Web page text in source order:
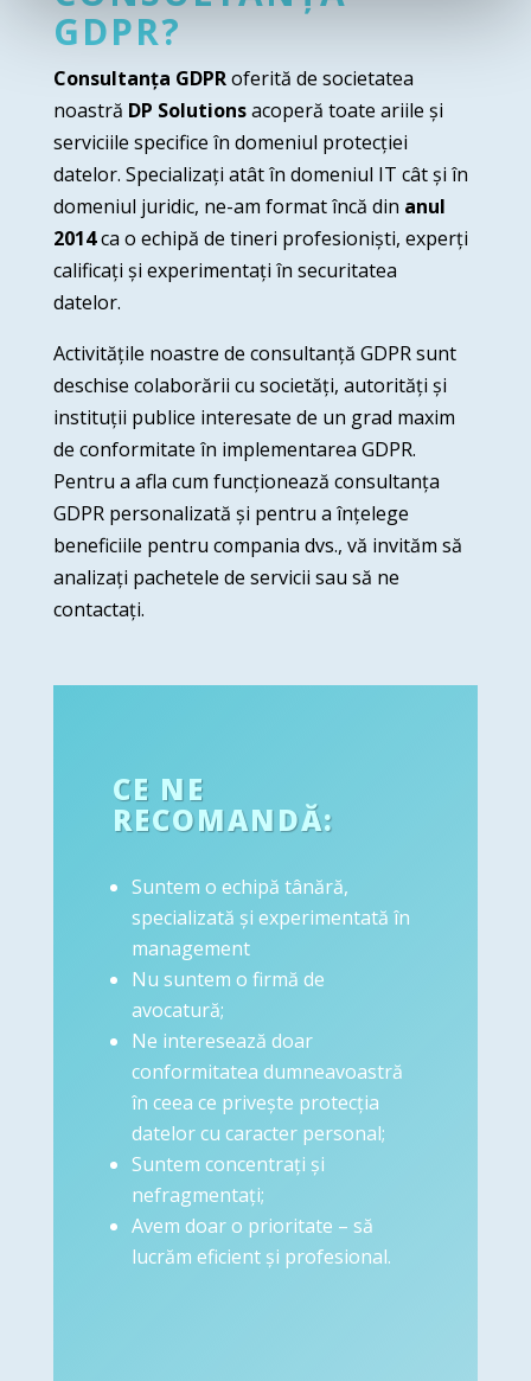
GDPR?
Consultanța GDPRoferită de societatea
noastră DP Solutionsacoperă toate ariile și
serviciile specifice în domeniul protecției
datelor. Specializați atât în domeniul IT cât și în
domeniul juridic, ne-am format încă din anul
2014ca o echipă de tineri profesioniști, experți
calificați și experimentați în securitatea
datelor.
Activitățile noastre de consultanță GDPR sunt
deschise colaborării cu societăți, autorități și
instituții publice interesate de un grad maxim
de conformitate în implementarea GDPR.
Pentru a afla cum funcționează consultanța
GDPR personalizată și pentru a înțelege
beneficiile pentru compania dvs., vă invităm să
analizați pachetele de servicii sau să ne
contactați.
CE NE
RECOMANDĂ:
Suntem o echipă tânără,
specializată și experimentată în
management
Nu suntem o firmă de
avocatură;
Ne interesează doar
conformitatea dumneavoastră
în ceea ce privește protecția
datelor cu caracter personal;
Suntem concentrați și
nefragmentați;
Avem doar o prioritate – să
lucrăm eficient și profesional.